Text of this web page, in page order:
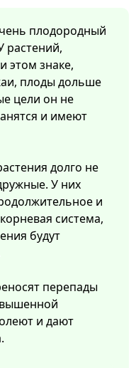
плодородный
растений,
этом знаке,
плоды дольше
цели он не
и имеют
долго не
У них
и
система,
будут
перепады
и дают